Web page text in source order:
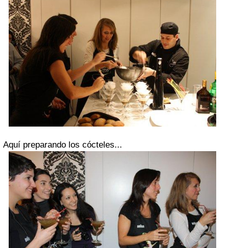
Aquí preparando los cócteles...